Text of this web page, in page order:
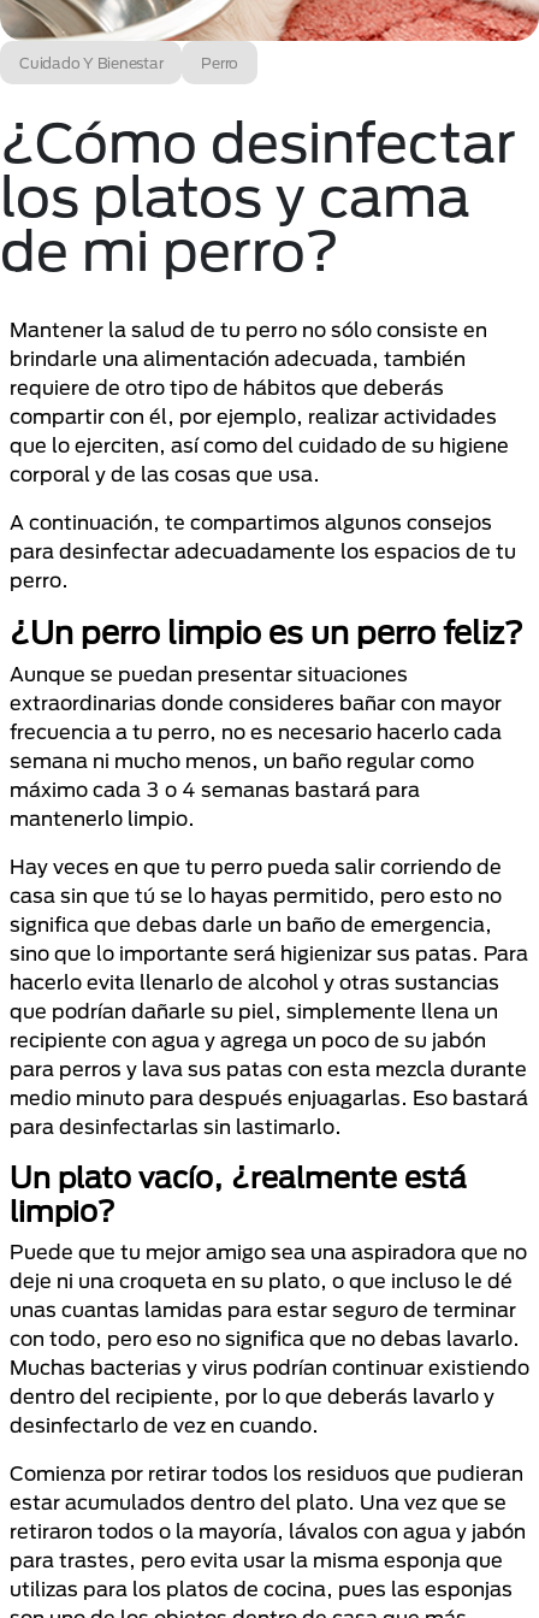
Cuidado Y Bienestar Perro
¿Cómo desinfectar
los platos y cama
de mi perro?
Mantener la salud de tu perro no sólo consiste en
brindarle una alimentación adecuada, también
requiere de otro tipo de hábitos que deberás
compartir con él, por ejemplo, realizar actividades
que lo ejerciten, así como del cuidado de su higiene
corporal y de las cosas que usa.
A continuación, te compartimos algunos consejos
para desinfectar adecuadamente los espacios de tu
perro.
¿Un perro limpio es un perro feliz?
Aunque se puedan presentar situaciones
extraordinarias donde consideres bañar con mayor
frecuencia a tu perro, no es necesario hacerlo cada
semana ni mucho menos, un baño regular como
máximo cada 3 o 4 semanas bastará para
mantenerlo limpio.
Hay veces en que tu perro pueda salir corriendo de
casa sin que tú se lo hayas permitido, pero esto no
significa que debas darle un baño de emergencia,
sino que lo importante será higienizar sus patas. Para
hacerlo evita llenarlo de alcohol y otras sustancias
que podrían dañarle su piel, simplemente llena un
recipiente con agua y agrega un poco de su jabón
para perros y lava sus patas con esta mezcla durante
medio minuto para después enjuagarlas. Eso bastará
para desinfectarlas sin lastimarlo.
Un plato vacío, ¿realmente está
limpio?
Puede que tu mejor amigo sea una aspiradora que no
deje ni una croqueta en su plato, o que incluso le dé
unas cuantas lamidas para estar seguro de terminar
con todo, pero eso no significa que no debas lavarlo.
Muchas bacterias y virus podrían continuar existiendo
dentro del recipiente, por lo que deberás lavarlo y
desinfectarlo de vez en cuando.
Comienza por retirar todos los residuos que pudieran
estar acumulados dentro del plato. Una vez que se
retiraron todos o la mayoría, lávalos con agua y jabón
para trastes, pero evita usar la misma esponja que
utilizas para los platos de cocina, pues las esponjas